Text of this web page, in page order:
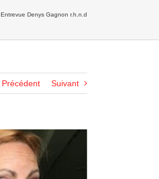
Entrevue Denys Gagnon r.h.n.d
Précédent Suivant